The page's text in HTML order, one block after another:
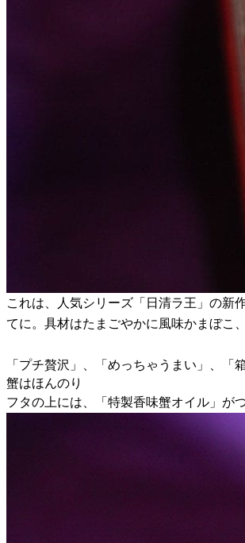
これは、人気シリーズ「日清ラ王」の新
てに。具材はたまごやかに風味かまぼこ
「プチ贅沢」、「めっちゃうまい」、
蟹はほんのり
フタの上には、「特製香味蟹オイル」が